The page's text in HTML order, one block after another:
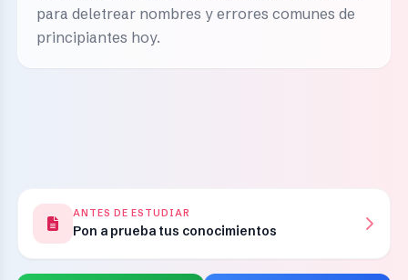
para deletrear nombres y errores comunes de
principiantes hoy.
ANTES DE ESTUDIAR
Pon a prueba tus conocimientos